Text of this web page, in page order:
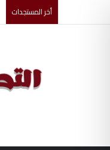
أخر المستجدات